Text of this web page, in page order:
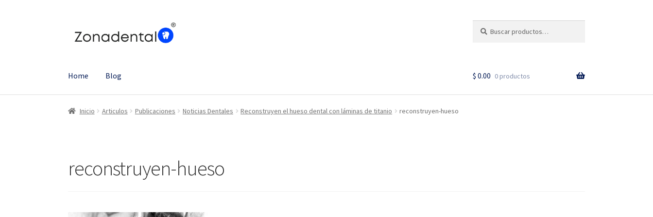
por:
Home Blog $ 0.00 0 productos
Inicio Articulos Publicaciones Noticias Dentales Reconstruyen el hueso dental con láminas de titanio reconstruyen-hueso
reconstruyen-hueso